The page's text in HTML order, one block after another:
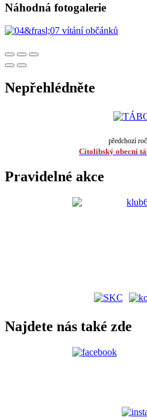
Náhodná fotogalerie
Nepřehlédněte
předchozí
Cítolibský obecní
Pravidelné akce
Najdete nás také zde